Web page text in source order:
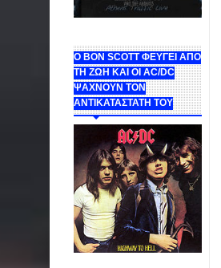
Ο BON SCOTT ΦΕΥΓΕΙ ΑΠΟ
ΤΗ ΖΩΗ ΚΑΙ ΟΙ AC/DC
ΨΑΧΝΟΥΝ ΤΟΝ
ΑΝΤΙΚΑΤΑΣΤΑΤΗ ΤΟΥ